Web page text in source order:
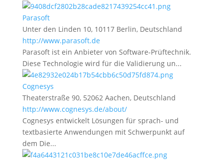
Parasoft
Unter den Linden 10, 10117 Berlin, Deutschland
http://www.parasoft.de
Parasoft ist ein Anbieter von Software-Prüftechnik.
Diese Technologie wird für die Validierung un...
Cognesys
Theaterstraße 90, 52062 Aachen, Deutschland
http://www.cognesys.de/about/
Cognesys entwickelt Lösungen für sprach- und
textbasierte Anwendungen mit Schwerpunkt auf
dem Die...